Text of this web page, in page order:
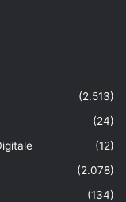
(2.513)
(24)
(12)
(2.078)
(134)